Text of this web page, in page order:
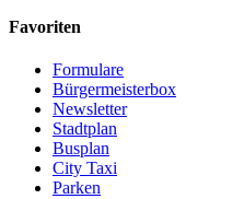
Favoriten
Formulare
Bürgermeisterbox
Newsletter
Stadtplan
Busplan
City Taxi
Parken